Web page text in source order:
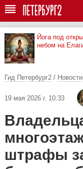
Йога под
небом на
Гид Петербург2 / Новости
19 мая 2026 г. 10:33
штрафы